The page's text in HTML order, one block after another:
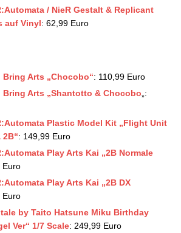
/ NieR Gestalt & Replicant
auf Vinyl: 62,99 Euro
Bring Arts „Chocobo“: 110,99 Euro
Bring Arts „Shantotto & Chocobo „:
Plastic Model Kit „Flight Unit
2B“: 149,99 Euro
Play Arts Kai „2B Normale
Euro
Play Arts Kai „2B DX
Euro
by Taito Hatsune Miku Birthday
Ver“ 1/7 Scale: 249,99 Euro